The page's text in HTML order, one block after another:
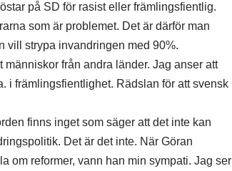
på SD för rasist eller främlingsfientlig.
som är problemet. Det är därför man
vill strypa invandringen med 90%.
från andra länder. Jag anser att
i främlingsfientlighet. Rädslan för att svensk
finns inget som säger att det inte kan
Det är det inte. När Göran
om reformer, vann han min sympati. Jag ser